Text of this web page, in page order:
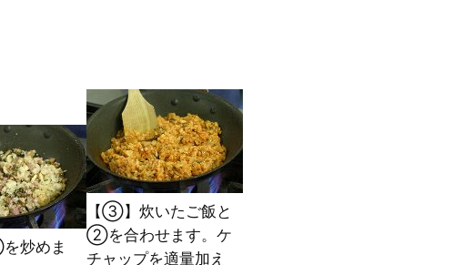
炒めま
【③】炊いたご飯と
②を合わせます。ケ
チャップを適量加え